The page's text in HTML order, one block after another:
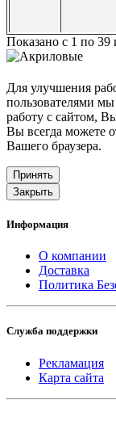
Показано с 1 по 39
Для улучшения
пользователями
работу с сайтом,
Вы всегда можете
Вашего браузера.
Принять
Закрыть
Информация
О компании
Доставка
Политика
Служба поддержки
Рекламация
Карта сайта